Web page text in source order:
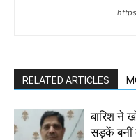
RELATED ARTICLES
बारिश ने
सड़कें बनीं